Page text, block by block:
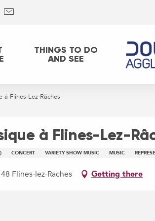
THINGS TO DO
AND SEE
à Flines-Lez-Râches
à Flines-Lez-
CONCERT VARIETY SHOW MUSIC MUSIC
Flines-lez-Raches Getting there